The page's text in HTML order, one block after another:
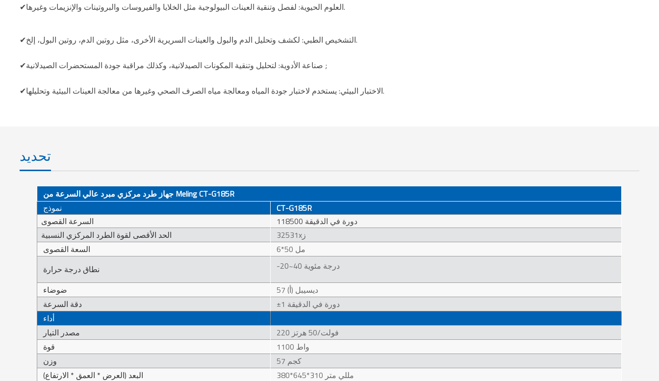
✔العلوم الحيوية: لفصل وتنقية العينات البيولوجية مثل الخلايا والفيروسات والبروتينات والإنزيمات وغيرها.
✔التشخيص الطبي: لكشف وتحليل الدم والبول والعينات السريرية الأخرى، مثل روتين الدم، روتين البول، إلخ.
✔صناعة الأدوية: لتحليل وتنقية المكونات الصيدلانية، وكذلك مراقبة جودة المستحضرات الصيدلانية ;
✔الاختبار البيئي: يستخدم لاختبار جودة المياه ومعالجة مياه الصرف الصحي وغيرها من معالجة العينات البيئية وتحليلها.
تحديد
جهاز طرد مركزي مبرد عالي السرعة من Meling CT-G185R
نموذج
CT-G185R
السرعة القصوى
118500 دورة في الدقيقة
الحد الأقصى لقوة الطرد المركزي النسبية
32531xز
السعة القصوى
6*50 مل
نطاق درجة حرارة
-20~40 درجة مئوية
ضوضاء
57 ديسيبل (أ)
دقة السرعة
±1 دورة في الدقيقة
أداء
مصدر التيار
220 فولت/50 هرتز
قوة
1100 واط
وزن
57 كجم
البعد (العرض * العمق * الارتفاع)
380*645*310 مللي متر